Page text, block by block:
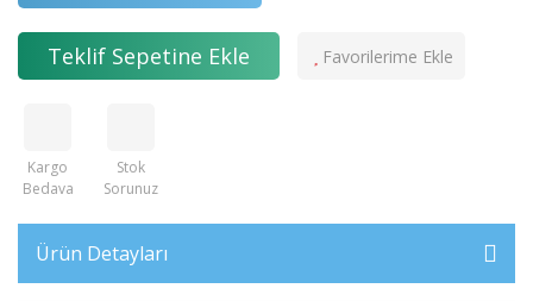
Teklif Sepetine Ekle
Kargo
Bedava
Stok
Sorunuz
Ürün Detayları